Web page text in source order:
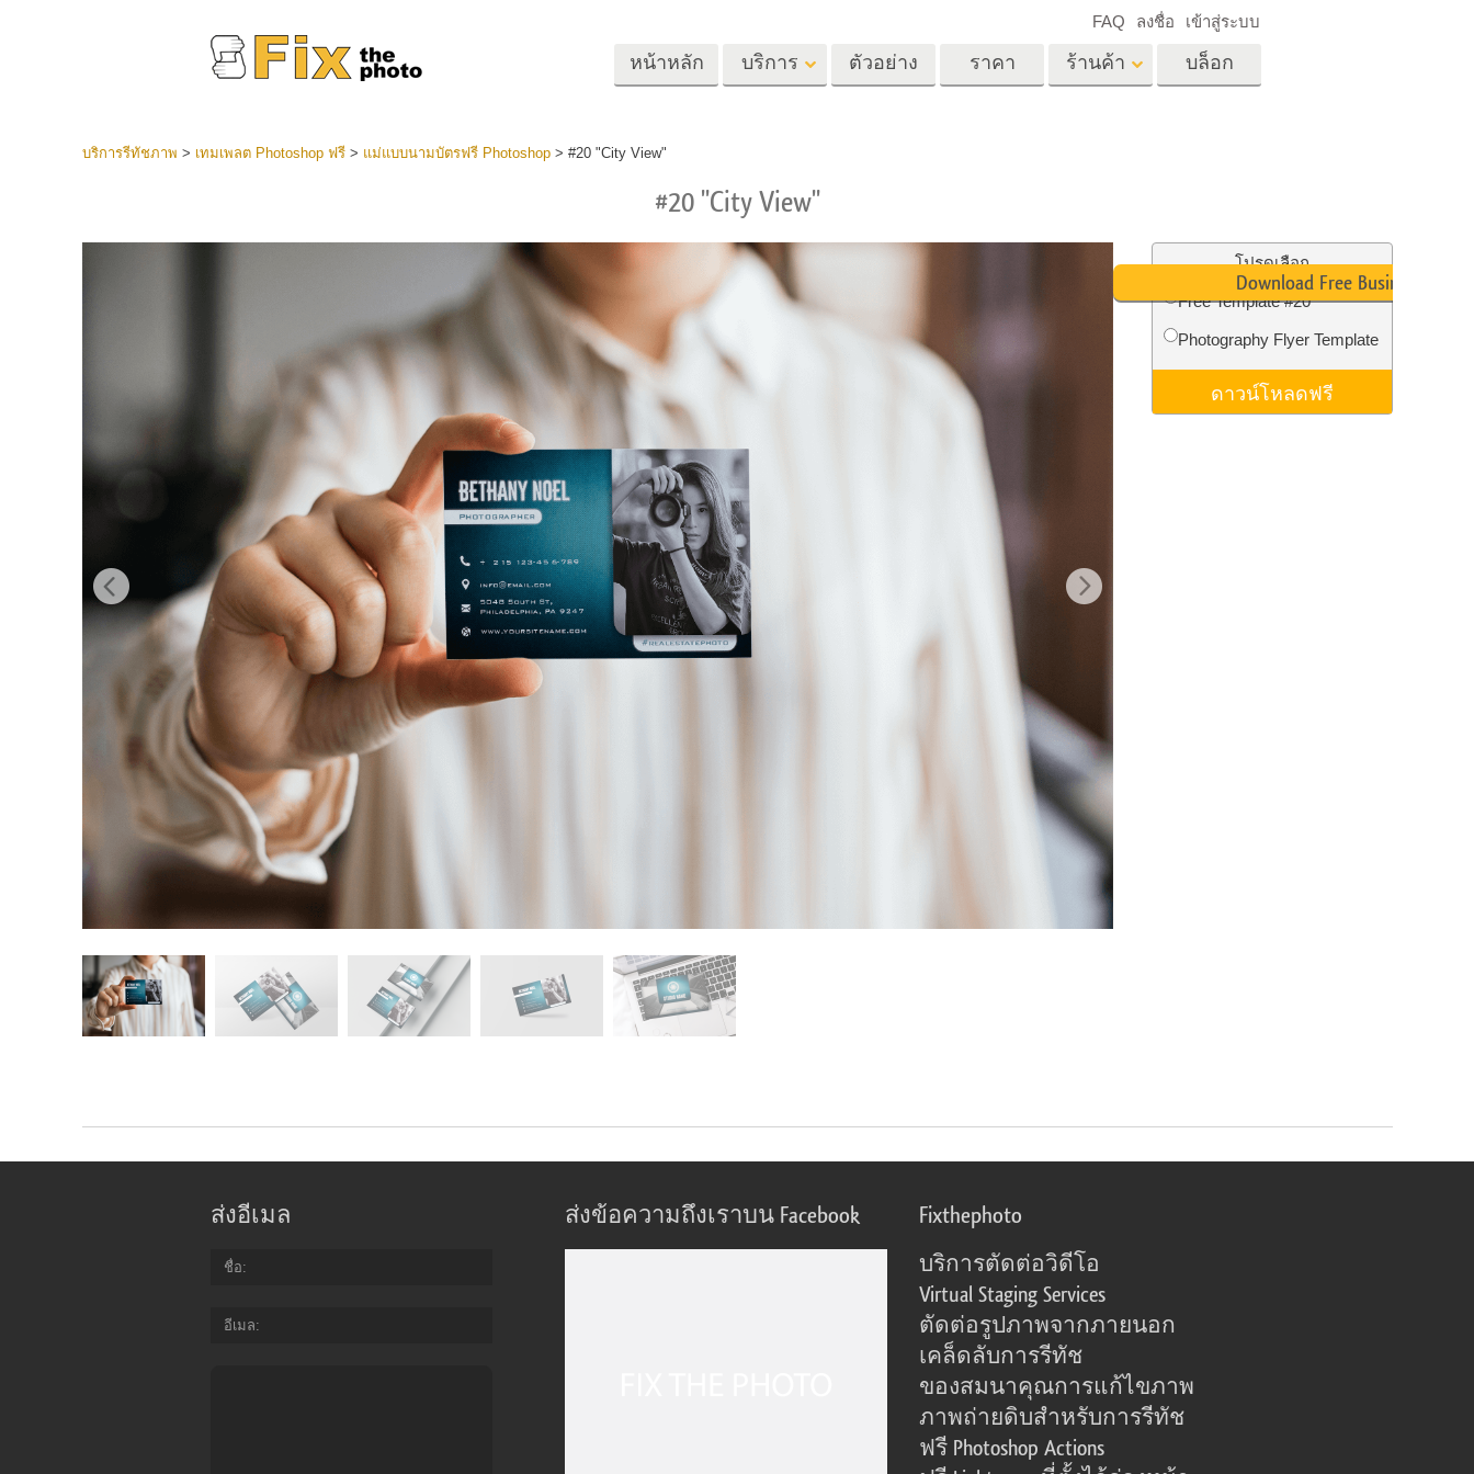
หน้าหลัก บริการ
บริการแก้ไขภาพงาน
แต่งงาน
โมเดลเสื้อผ้าที่สร้างโดย AI การจัดการรูปภาพ ถ่ายรูปเป็นบริการ
บริการรีทัชสินค้า บริการรีทัชเครื่องประดับ ข้อมูลการฝึกอบรม AI
ตัวอย่าง ราคา ร้านค้า
Lightroom
คอลเลคชันที่ตั้งไว้ล่วง
หน้า LR ทั้งชุด
พรีเซ็ตข้อเสนอที่ดีที่สุด
Photoshop Actions
โอเวอร์เลย์ Photoshop
Photoshop Textures
Ps Actions คอลเลกชัน
Ps ซ้อนทับคอลเลกชัน
คำเชิญวันเกิดของเด็ก
บล็อก
FAQ ลงชื่อ เข้าสู่ระบบ
บริการรีทัชภาพ > เทมเพลต Photoshop ฟรี> แม่แบบนามบัตรฟรี Photoshop> #20 "City View"
#20 "City View"
โปรดเลือก
Free Template #20
Photography Flyer Template
ดาวน์โหลดฟรี
Download Free Business Card
ส่งอีเมล
ชื่อ
อีเมล
ส่งข้อความถึงเราบน Facebook Fixthephoto
บริการตัดต่อวิดีโอ
Virtual Staging Services
ตัดต่อรูปภาพจากภายนอก
เคล็ดลับการรีทัช
ของสมนาคุณการแก้ไขภาพ
ภาพถ่ายดิบสำหรับการรีทัช
ฟรี Photoshop Actions